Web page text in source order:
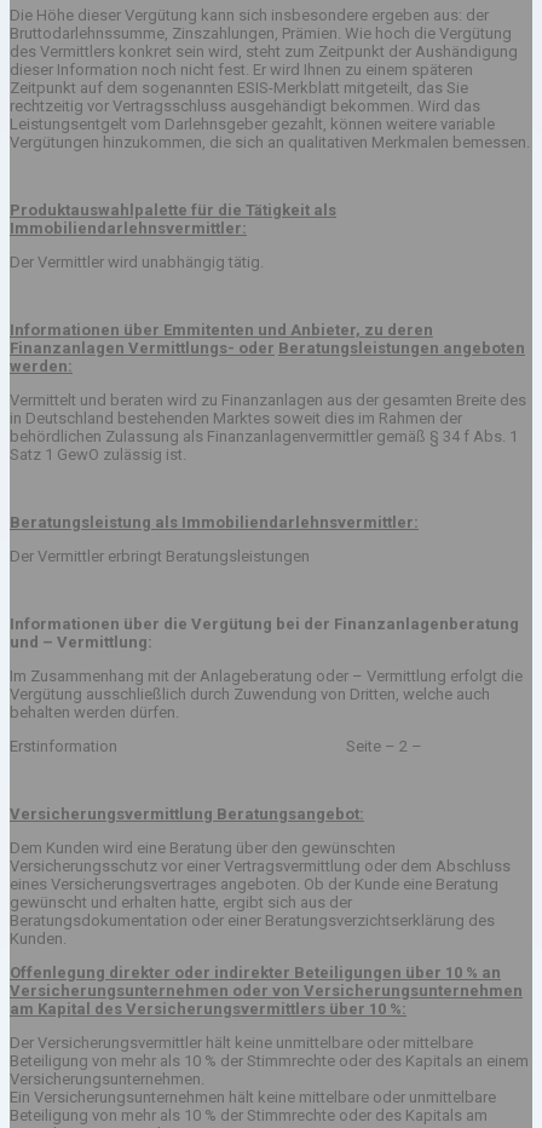
Die Höhe dieser Vergütung kann sich insbesondere ergeben aus: der
Bruttodarlehnssumme, Zinszahlungen, Prämien. Wie hoch die Vergütung
des Vermittlers konkret sein wird, steht zum Zeitpunkt der Aushändigung
dieser Information noch nicht fest. Er wird Ihnen zu einem späteren
Zeitpunkt auf dem sogenannten ESIS-Merkblatt mitgeteilt, das Sie
rechtzeitig vor Vertragsschluss ausgehändigt bekommen. Wird das
Leistungsentgelt vom Darlehnsgeber gezahlt, können weitere variable
Vergütungen hinzukommen, die sich an qualitativen Merkmalen bemessen.
Produktauswahlpalette für die Tätigkeit als
Immobiliendarlehnsvermittler:
Der Vermittler wird unabhängig tätig.
Informationen über Emmitenten und Anbieter, zu deren
Finanzanlagen Vermittlungs- oder Beratungsleistungen angeboten
werden:
Vermittelt und beraten wird zu Finanzanlagen aus der gesamten Breite des
in Deutschland bestehenden Marktes soweit dies im Rahmen der
behördlichen Zulassung als Finanzanlagenvermittler gemäß § 34 f Abs. 1
Satz 1 GewO zulässig ist.
Beratungsleistung als Immobiliendarlehnsvermittler:
Der Vermittler erbringt Beratungsleistungen
Informationen über die Vergütung bei der Finanzanlagenberatung
und – Vermittlung:
Im Zusammenhang mit der Anlageberatung oder – Vermittlung erfolgt die
Vergütung ausschließlich durch Zuwendung von Dritten, welche auch
behalten werden dürfen.
Erstinformation Seite – 2 –
Versicherungsvermittlung Beratungsangebot:
Dem Kunden wird eine Beratung über den gewünschten
Versicherungsschutz vor einer Vertragsvermittlung oder dem Abschluss
eines Versicherungsvertrages angeboten. Ob der Kunde eine Beratung
gewünscht und erhalten hatte, ergibt sich aus der
Beratungsdokumentation oder einer Beratungsverzichtserklärung des
Kunden.
Offenlegung direkter oder indirekter Beteiligungen über 10 % an
Versicherungsunternehmen oder von Versicherungsunternehmen
am Kapital des Versicherungsvermittlers über 10 %:
Der Versicherungsvermittler hält keine unmittelbare oder mittelbare
Beteiligung von mehr als 10 % der Stimmrechte oder des Kapitals an einem
Versicherungsunternehmen.
Ein Versicherungsunternehmen hält keine mittelbare oder unmittelbare
Beteiligung von mehr als 10 % der Stimmrechte oder des Kapitals am